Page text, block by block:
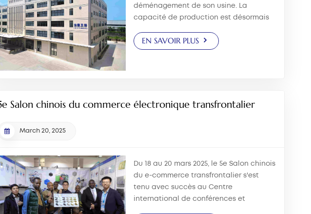
déménagement de son usine. La
capacité de production est désormais
deuxième déménagement majeur
EN SAVOIR PLUS
Salon chinois du commerce électronique transfrontalier
March 20, 2025
Du 18 au 20 mars 2025, le 5e Salon chinois
du e-commerce transfrontalier s'est
tenu avec succès au Centre
international de conférences et